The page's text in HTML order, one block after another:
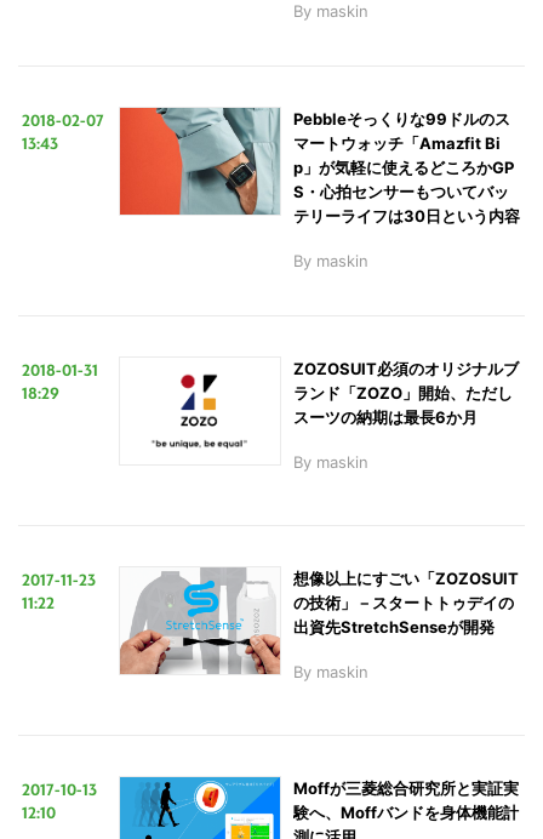
By maskin
2018-02-07
13:43
Pebbleそっくりな99ドルのス
マートウォッチ「Amazfit Bi
p」が気軽に使えるどころかGP
S・心拍センサーもついてバッ
テリーライフは30日という内容
By maskin
2018-01-31
18:29
ZOZOSUIT必須のオリジナルブ
ランド「ZOZO」開始、ただし
スーツの納期は最長6か月
By maskin
2017-11-23
11:22
想像以上にすごい「ZOZOSUIT
の技術」－スタートトゥデイの
出資先StretchSenseが開発
By maskin
2017-10-13
12:10
Moffが三菱総合研究所と実証実
験へ、Moffバンドを身体機能計
こ
の
索